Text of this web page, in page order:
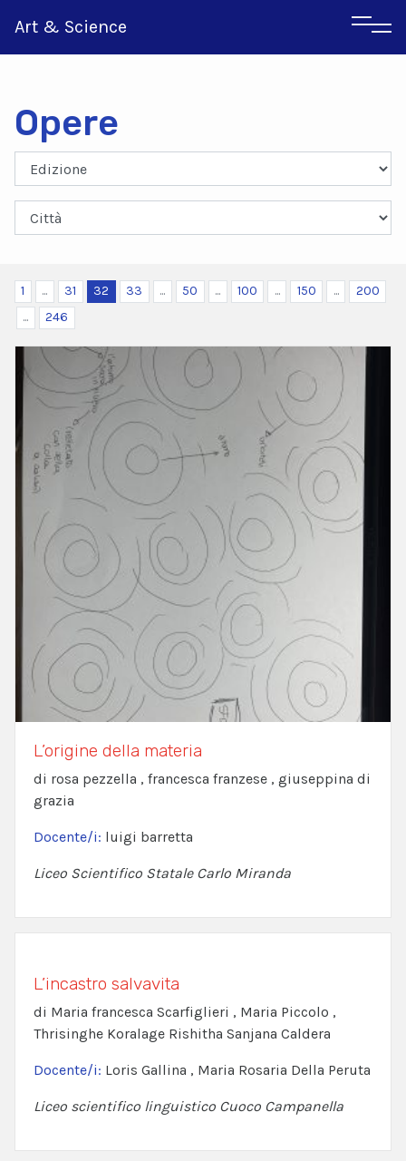
Art & Science
Greco
Opere
1 ... 31 32 33 ... 50 ... 100 ... 150 ...
200
...
246
L’origine della materia
di rosa pezzella , francesca franzese , giuseppina di
grazia
Docente/i: luigi barretta
Liceo Scientifico Statale Carlo Miranda
L’incastro salvavita
di Maria francesca Scarfiglieri , Maria Piccolo ,
Thrisinghe Koralage Rishitha Sanjana Caldera
Docente/i: Loris Gallina , Maria Rosaria Della Peruta
Liceo scientifico linguistico Cuoco Campanella